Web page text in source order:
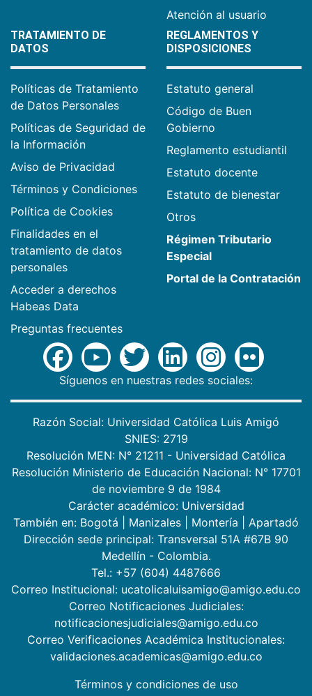
Atención al usuario
TRATAMIENTO DE
DATOS
Políticas de Tratamiento
de Datos Personales
Políticas de Seguridad de
la Información
Aviso de Privacidad
Términos y Condiciones
Política de Cookies
Finalidades en el
tratamiento de datos
personales
Acceder a derechos
Habeas Data
Preguntas frecuentes
REGLAMENTOS Y
DISPOSICIONES
Estatuto general
Código de Buen
Gobierno
Reglamento estudiantil
Estatuto docente
Estatuto de bienestar
Otros
Régimen Tributario
Especial
Portal de la Contratación
Síguenos en nuestras redes sociales:
Razón Social: Universidad Católica Luis Amigó
SNIES: 2719
Resolución MEN: N° 21211 - Universidad Católica
Resolución Ministerio de Educación Nacional: N° 17701
de noviembre 9 de 1984
Carácter académico: Universidad
También en: Bogotá Manizales Montería
Apartadó
Dirección sede principal: Transversal 51A #67B 90
Medellín - Colombia.
Tel.: +57 (604) 4487666
Correo Institucional: ucatolicaluisamigo@amigo.edu.co
Correo Notificaciones Judiciales:
notificacionesjudiciales@amigo.edu.co
Correo Verificaciones Académica Institucionales:
validaciones.academicas@amigo.edu.co
Términos y condiciones de uso